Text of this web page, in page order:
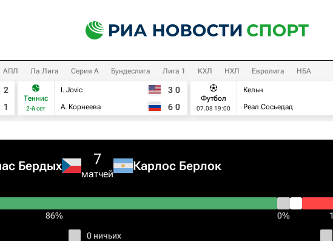
АПЛ Ла Лига Серия А Бундеслига Лига 1 КХЛ НХЛ Евролига НБА
2
1
Теннис
2-й сет
I. Jovic
А. Корнеева
3 0
6 0
Футбол
07.08 19:00
Кельн
Реал Сосьедад
Бердых 7
матчей
Карлос Берлок
86% 0%
0 ничьих